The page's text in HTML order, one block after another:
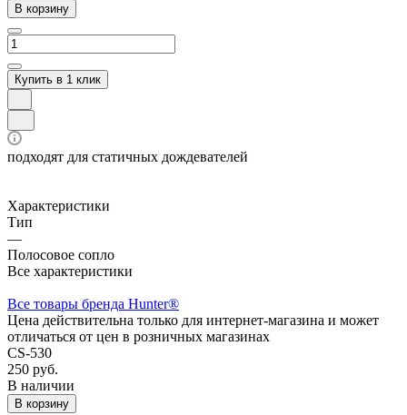
В корзину
Купить в 1 клик
подходят для статичных дождевателей
Характеристики
Тип
—
Полосовое сопло
Все характеристики
Все товары бренда Hunter®
Цена действительна только для интернет-магазина и может
отличаться от цен в розничных магазинах
CS-530
250 руб.
В наличии
В корзину